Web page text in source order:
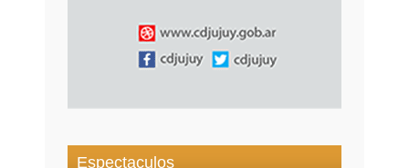
Espectaculos